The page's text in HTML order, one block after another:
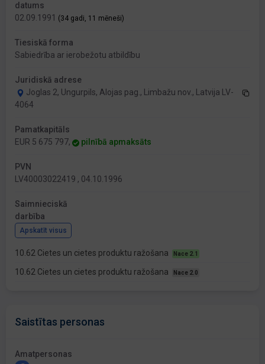
datums
02.09.1991 (34 gadi, 11 mēneši)
Tiesiskā forma
Sabiedrība ar ierobežotu atbildību
Juridiskā adrese
Joglas 2, Ungurpils, Alojas pag., Limbažu nov., Latvija LV-
4064
Pamatkapitāls
EUR 5 675 797,
pilnībā apmaksāts
PVN
LV40003022419 , 04.10.1996
Saimnieciskā
darbība
Apskatīt visus
10.62 Cietes un cietes produktu ražošana Nace 2.1
10.62 Cietes un cietes produktu ražošana Nace 2.0
Saistītas personas
Amatpersonas